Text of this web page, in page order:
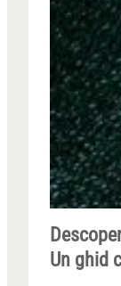
Un ghid